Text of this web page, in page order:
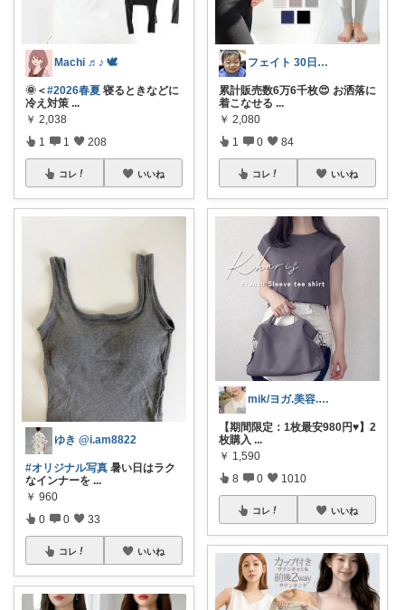
Machi ♬♪ 🕊
🌞＜#2026春夏 寝るときなどに
冷え対策 ...
￥ 2,038
1 1 208
コレ いいね
ゆき @i.am8822
#オリジナル写真 暑い日はラク
なインナーを ...
￥ 960
0 0 33
コレ いいね
フェイト 30日感謝です😊
累計販売数6万6千枚😍 お洒落に
着こなせる ...
￥ 2,080
1 0 84
コレ いいね
mik/ヨガ.美容.ファッション𓂃.✿
【期間限定：1枚最安980円♥️】2
枚購入 ...
￥ 1,590
8 0 1010
コレ いいね